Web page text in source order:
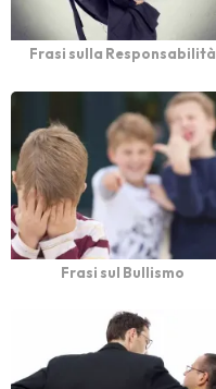
Frasi sulla Responsabilità
Frasi sul Bullismo